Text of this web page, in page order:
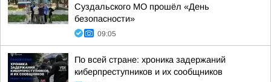
Суздальского МО прошёл «День
безопасности»
09:05
По всей стране: хроника задержаний
киберпреступников и их сообщников